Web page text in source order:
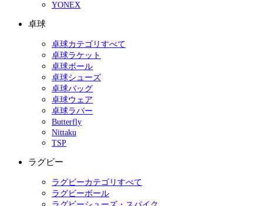
YONEX
卓球
卓球カテゴリすべて
卓球ラケット
卓球ボール
卓球シューズ
卓球バッグ
卓球ウェア
卓球ラバー
Butterfly
Nittaku
TSP
ラグビー
ラグビーカテゴリすべて
ラグビーボール